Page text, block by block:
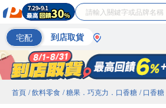
宅配 到店取貨
首頁 / 飲料零食 / 糖果．巧克力．口香糖 / 口香糖